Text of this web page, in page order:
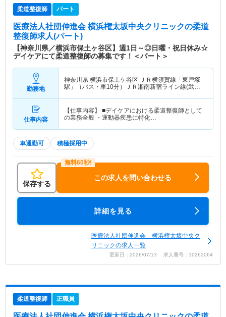
柔道整復師 パート
医療法人社団伸進会 横浜権太坂中央クリニックの柔道
整復師求人(パート)
【神奈川県／横浜市保土ヶ谷区】週1日～◎日曜・祝日休み☆
デイケアにて柔道整復師の募集です！＜パート＞
勤務地
神奈川県 横浜市保土ケ谷区 ＪＲ横須賀線「東戸塚
駅」（バス・車10分）ＪＲ湘南新宿ライン線(武蔵
仕事内容
【仕事内容】 ■デイケアにおける柔道整復師として
の業務全般 ・運動器疾患に特化…
車通勤可 積極採用中
保存する
この求人を問い合わせる
詳細を見る
医療法人社団伸進会 横浜権太坂中央ク
リニックの求人一覧
更新日：2026/07/13 求人番号：10262064
柔道整復師 正職員